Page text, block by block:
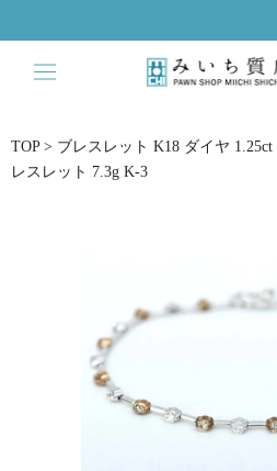
キ
て
コ
TOP > ブレスレット K18 ダイヤ
レスレット 7.3g K-3